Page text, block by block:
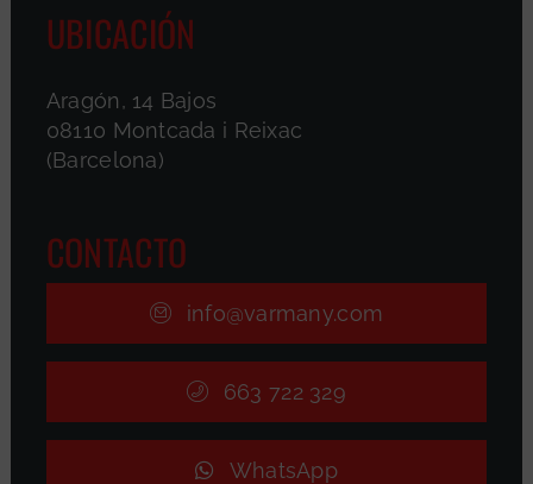
UBICACIÓN
Aragón, 14 Bajos
08110 Montcada i Reixac
(Barcelona)
CONTACTO
info@varmany.com
663 722 329
WhatsApp